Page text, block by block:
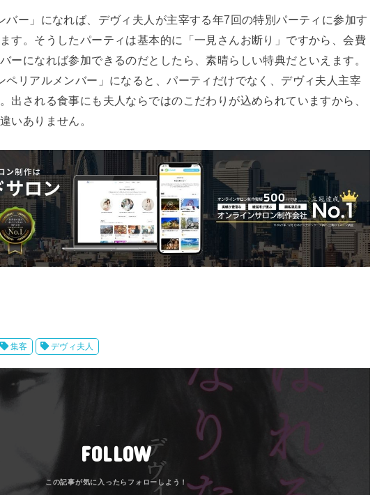
バー」になれば、デヴィ夫人が主宰する年7回の特別パーティに参加す
す。そうしたパーティは基本的に「一見さんお断り」ですから、会費
ーになれば参加できるのだとしたら、素晴らしい特典だといえます。
ペリアルメンバー」になると、パーティだけでなく、デヴィ夫人主宰
出される食事にも夫人ならではのこだわりが込められていますから、
いありません。
集客 デヴィ夫人
FOLLOW